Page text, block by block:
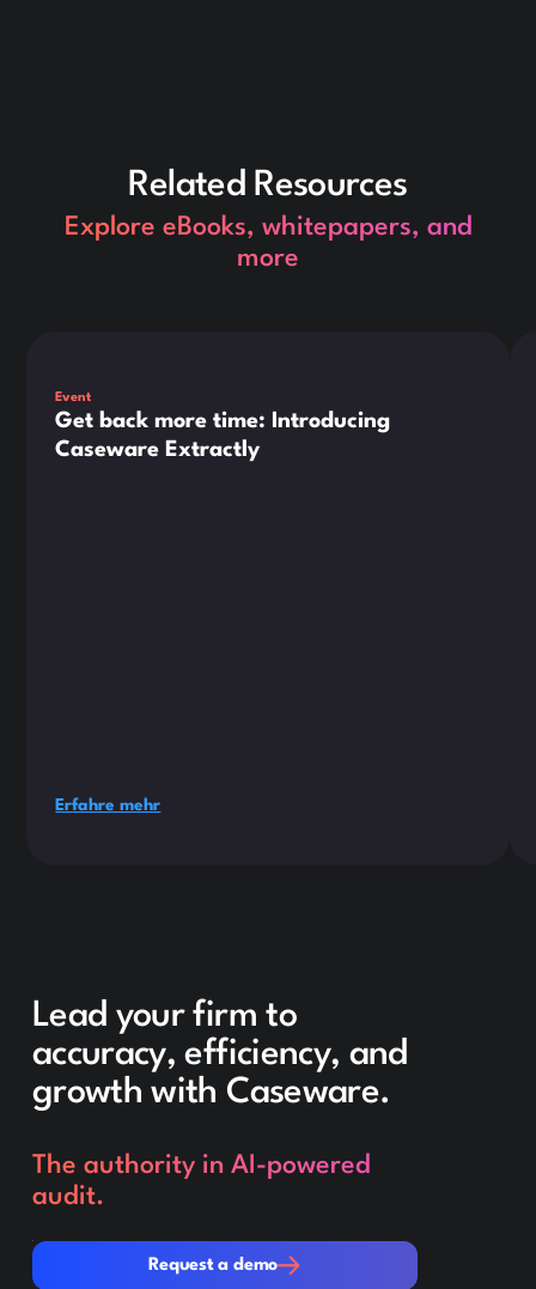
Related Resources
Explore eBooks, whitepapers, and
more
Event
Get back more time: Introducing
Caseware Extractly
Erfahre mehr
Lead your firm to
accuracy, efficiency, and
growth with Caseware.
The authority in AI-powered
audit.
Request a demo
Request a demo